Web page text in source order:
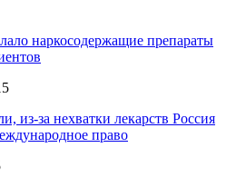
наркосодержащие препараты
из-за нехватки лекарств Россия
право